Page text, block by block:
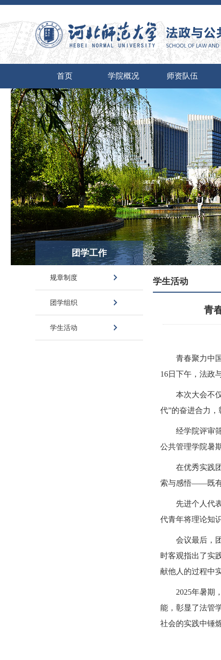
首页 学院概况 师资队伍
团学工作
规章制度
团学组织
学生活动
学生活动
青
青春聚力中
16日下午，法政
本次大会不
代”的奋进合力，
经学院评审
公共管理学院暑
在优秀实践
索与感悟——既有
先进个人代
代青年将理论知
会议最后，
时客观指出了实
献他人的过程中
2025年暑期
能，彰显了法管
社会的实践中锤